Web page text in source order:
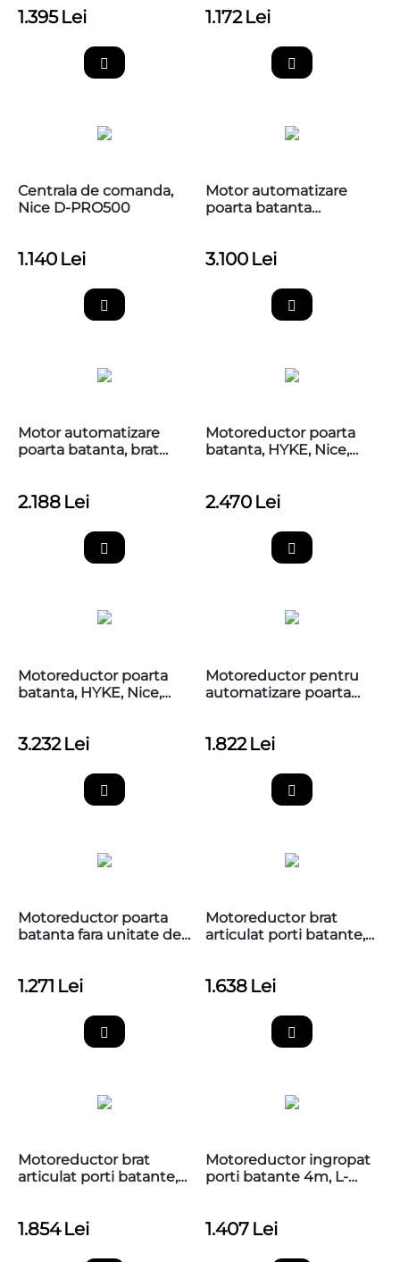
1.395 Lei 1.172 Lei
Centrala de comanda,
Nice D-PRO500
1.140 Lei
​Motor automatizare
poarta batanta
HK7024HS
3.100 Lei
​Motor automatizare
poarta batanta, brat
2.188 Lei
Motoreductor poarta
batanta, HYKE, Nice,
2.470 Lei
Motoreductor poarta
batanta, HYKE, Nice,
3.232 Lei
Motoreductor pentru
automatizare poarta
1.822 Lei
Motoreductor poarta
batanta fara unitate de
1.271 Lei
Motoreductor brat
articulat porti batante,
1.638 Lei
Motoreductor brat
articulat porti batante,
1.854 Lei
Motoreductor ingropat
porti batante 4m, L-
1.407 Lei